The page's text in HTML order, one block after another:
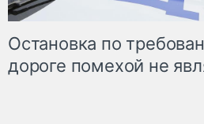
Остановка по
дороге помехой не